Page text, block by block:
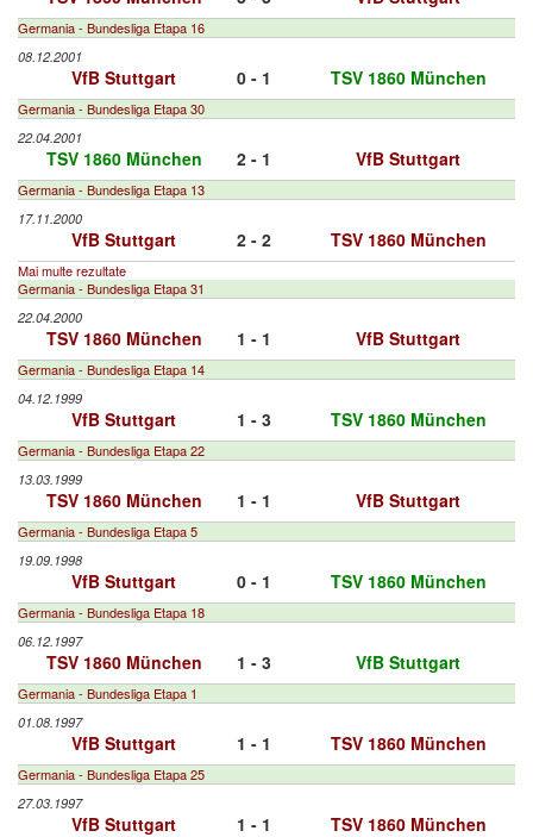
Germania - Bundesliga Etapa 16
08.12.2001
VfB Stuttgart 0 - 1 TSV 1860 München
Germania - Bundesliga Etapa 30
22.04.2001
TSV 1860 München 2 - 1 VfB Stuttgart
Germania - Bundesliga Etapa 13
17.11.2000
VfB Stuttgart 2 - 2 TSV 1860 München
Mai multe rezultate
Germania - Bundesliga Etapa 31
22.04.2000
TSV 1860 München 1 - 1 VfB Stuttgart
Germania - Bundesliga Etapa 14
04.12.1999
VfB Stuttgart 1 - 3 TSV 1860 München
Germania - Bundesliga Etapa 22
13.03.1999
TSV 1860 München 1 - 1 VfB Stuttgart
Germania - Bundesliga Etapa 5
19.09.1998
VfB Stuttgart 0 - 1 TSV 1860 München
Germania - Bundesliga Etapa 18
06.12.1997
TSV 1860 München 1 - 3 VfB Stuttgart
Germania - Bundesliga Etapa 1
01.08.1997
VfB Stuttgart 1 - 1 TSV 1860 München
Germania - Bundesliga Etapa 25
27.03.1997
VfB Stuttgart 1 - 1 TSV 1860 München